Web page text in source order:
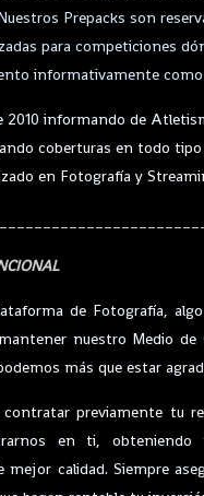
Prepacks son
para competiciones
informativamente como
2010 informando de
coberturas en todo
en Fotografía y
de Fotografía,
nuestro Medio de
más que estar
previamente tu
en ti, obteniendo
mejor calidad. Siempre